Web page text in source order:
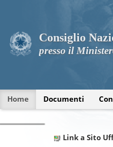
Consiglio
presso il
Home Documenti
Link a Sito